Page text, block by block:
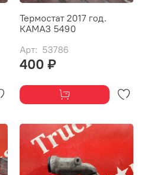
Термостат 2017 год.
КАМАЗ 5490
Арт: 53786
400 ₽